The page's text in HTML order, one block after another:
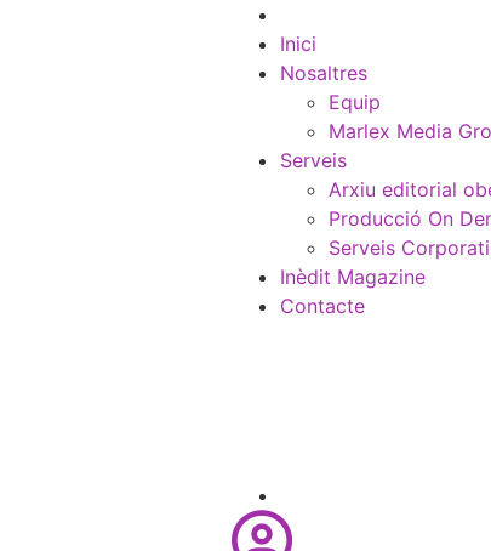
Inici
Nosaltres
Equip
Marlex Media
Serveis
Arxiu editorial
Producció On
Serveis
Inèdit Magazine
Contacte